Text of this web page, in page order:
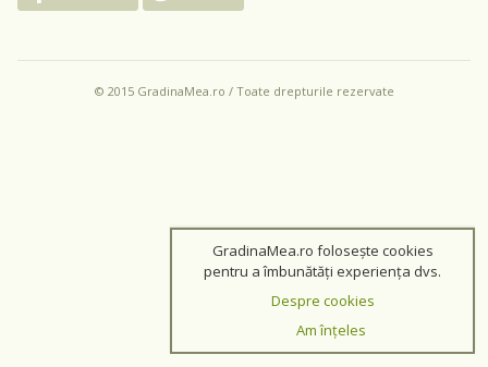
© 2015 GradinaMea.ro / Toate drepturile rezervate
GradinaMea.ro folosește cookies
pentru a îmbunătăți experiența dvs.
Despre cookies
Am înțeles